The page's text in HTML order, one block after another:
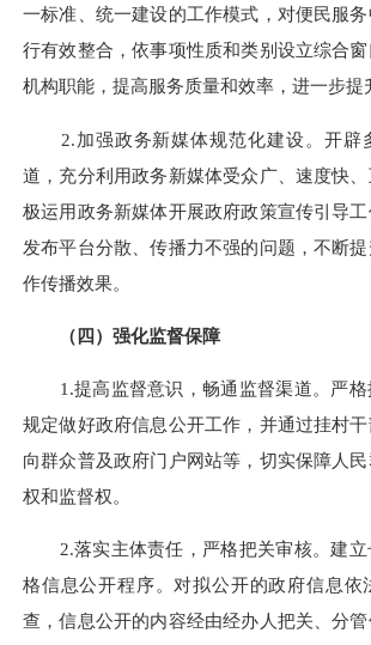
一标准、统一建设的工作模式，对便民服
行有效整合，依事项性质和类别设立综合
机构职能，提高服务质量和效率，进一步提
2.加强政务新媒体规范化建设。开辟
道，充分利用政务新媒体受众广、速度快
极运用政务新媒体开展政府政策宣传引导
发布平台分散、传播力不强的问题，不断
作传播效果。
（四）强化监督保障
1.提高监督意识，畅通监督渠道。严格
规定做好政府信息公开工作，并通过挂村
向群众普及政府门户网站等，切实保障人
权和监督权。
2.落实主体责任，严格把关审核。建立
格信息公开程序。对拟公开的政府信息依
查，信息公开的内容经由经办人把关、分